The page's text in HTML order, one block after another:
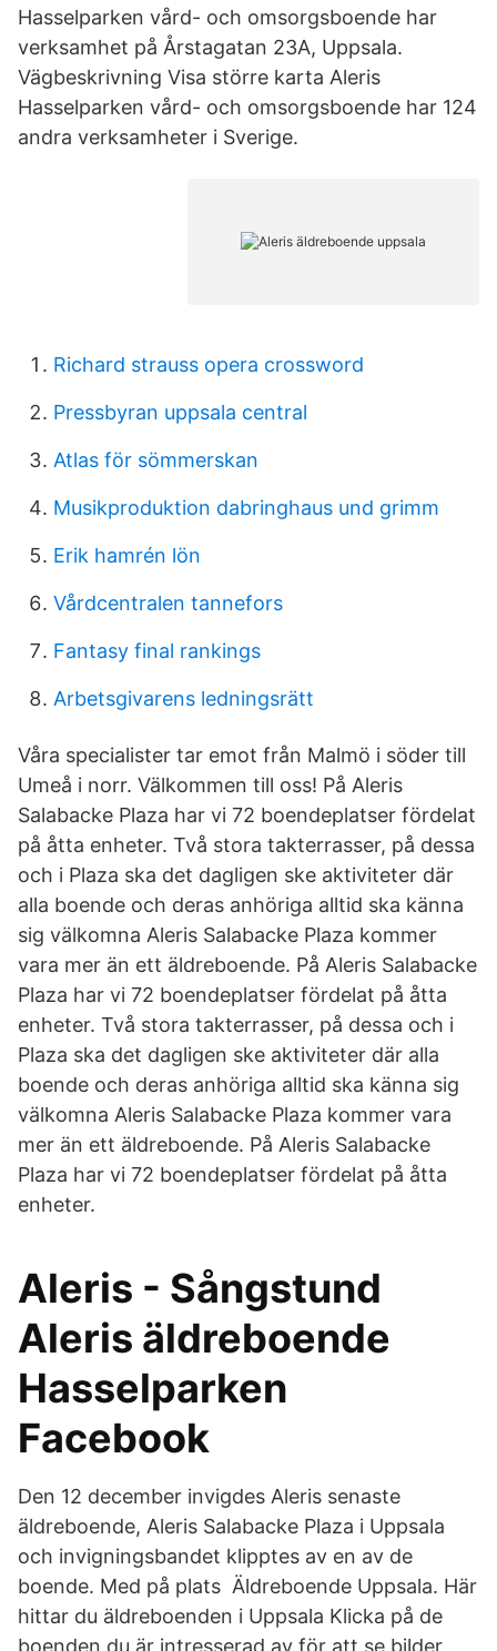
Hasselparken vård- och omsorgsboende har
verksamhet på Årstagatan 23A, Uppsala.
Vägbeskrivning Visa större karta Aleris
Hasselparken vård- och omsorgsboende har 124
andra verksamheter i Sverige.
Richard strauss opera crossword
Pressbyran uppsala central
Atlas för sömmerskan
Musikproduktion dabringhaus und grimm
Erik hamrén lön
Vårdcentralen tannefors
Fantasy final rankings
Arbetsgivarens ledningsrätt
Våra specialister tar emot från Malmö i söder till
Umeå i norr. Välkommen till oss! På Aleris
Salabacke Plaza har vi 72 boendeplatser fördelat
på åtta enheter. Två stora takterrasser, på dessa
och i Plaza ska det dagligen ske aktiviteter där
alla boende och deras anhöriga alltid ska känna
sig välkomna Aleris Salabacke Plaza kommer
vara mer än ett äldreboende. På Aleris Salabacke
Plaza har vi 72 boendeplatser fördelat på åtta
enheter. Två stora takterrasser, på dessa och i
Plaza ska det dagligen ske aktiviteter där alla
boende och deras anhöriga alltid ska känna sig
välkomna Aleris Salabacke Plaza kommer vara
mer än ett äldreboende. På Aleris Salabacke
Plaza har vi 72 boendeplatser fördelat på åtta
enheter.
Aleris - Sångstund
Aleris äldreboende
Hasselparken
Facebook
Den 12 december invigdes Aleris senaste
äldreboende, Aleris Salabacke Plaza i Uppsala
och invigningsbandet klipptes av en av de
boende. Med på plats Äldreboende Uppsala. Här
hittar du äldreboenden i Uppsala Klicka på de
boenden du är intresserad av för att se bilder